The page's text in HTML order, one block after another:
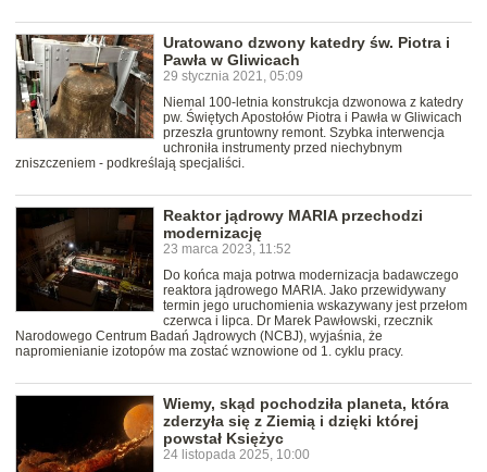
Uratowano dzwony katedry św. Piotra i
Pawła w Gliwicach
29 stycznia 2021, 05:09
Niemal 100-letnia konstrukcja dzwonowa z katedry
pw. Świętych Apostołów Piotra i Pawła w Gliwicach
przeszła gruntowny remont. Szybka interwencja
uchroniła instrumenty przed niechybnym
zniszczeniem - podkreślają specjaliści.
Reaktor jądrowy MARIA przechodzi
modernizację
23 marca 2023, 11:52
Do końca maja potrwa modernizacja badawczego
reaktora jądrowego MARIA. Jako przewidywany
termin jego uruchomienia wskazywany jest przełom
czerwca i lipca. Dr Marek Pawłowski, rzecznik
Narodowego Centrum Badań Jądrowych (NCBJ), wyjaśnia, że
napromienianie izotopów ma zostać wznowione od 1. cyklu pracy.
Wiemy, skąd pochodziła planeta, która
zderzyła się z Ziemią i dzięki której
powstał Księżyc
24 listopada 2025, 10:00